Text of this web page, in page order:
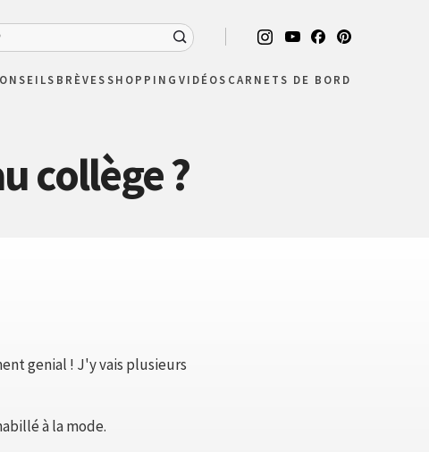
BRÈVESSHOPPING VIDÉOS CARNETS DE BORD
collège ?
genial ! J'y vais plusieurs
à la mode.